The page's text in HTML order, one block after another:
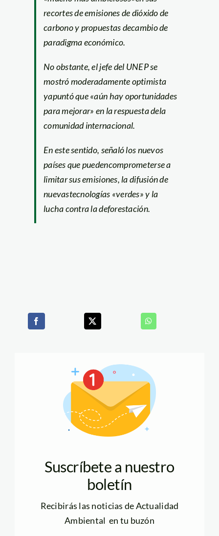
recortes de emisiones de dióxido de
carbono y propuestas decambio de
paradigma económico.
No obstante, el jefe del UNEP se
mostró moderadamente optimista
yapuntó que «aún hay oportunidades
para mejorar» en la respuesta dela
comunidad internacional.
En este sentido, señaló los nuevos
países que puedencomprometerse a
limitar sus emisiones, la difusión de
nuevastecnologías «verdes» y la
lucha contra la deforestación.
Suscríbete a nuestro
boletín
Recibirás las noticias de Actualidad
Ambiental en tu buzón